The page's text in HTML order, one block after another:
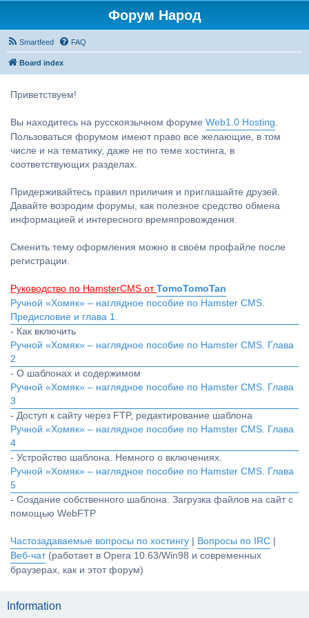
Форум Народ
Smartfeed FAQ
Board index
Приветствуем!
Вы находитесь на русскоязычном форуме Web1.0 Hosting.
Пользоваться форумом имеют право все желающие, в том
числе и на тематику, даже не по теме хостинга, в
соответствующих разделах.
Придерживайтесь правил приличия и приглашайте друзей.
Давайте возродим форумы, как полезное средство обмена
информацией и интересного времяпровождения.
Сменить тему оформления можно в своём профайле после
регистрации.
Руководство по HamsterCMS от TomoTomoTan
Ручной «Хомяк» – наглядное пособие по Hamster CMS.
Предисловие и глава 1.
- Как включить
Ручной «Хомяк» – наглядное пособие по Hamster CMS. Глава
2
- О шаблонах и содержимом
Ручной «Хомяк» – наглядное пособие по Hamster CMS. Глава
3
- Доступ к сайту через FTP, редактирование шаблона
Ручной «Хомяк» – наглядное пособие по Hamster CMS. Глава
4
- Устройство шаблона. Немного о включениях.
Ручной «Хомяк» – наглядное пособие по Hamster CMS. Глава
5
- Создание собственного шаблона. Загрузка файлов на сайт с
помощью WebFTP
Частозадаваемые вопросы по хостингу Вопросы по IRC
Веб-чат(работает в Opera 10.63/Win98 и современных
браузерах, как и этот форум)
Information